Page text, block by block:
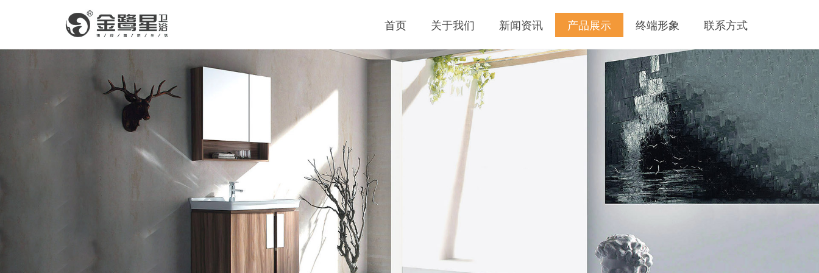
首页 关于我们 新闻资讯 产品展示 终端形象 联系方式